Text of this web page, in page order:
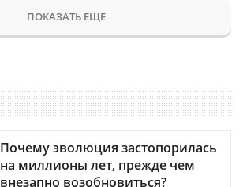
ПОКАЗАТЬ ЕЩЕ
Почему эволюция застопорилась
на миллионы лет, прежде чем
внезапно возобновиться?